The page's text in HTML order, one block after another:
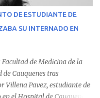
DE ESTUDIANTE DE
SU INTERNADO EN
de Medicina de la
Cauquenes tras
Villena Pavez, estudiante de